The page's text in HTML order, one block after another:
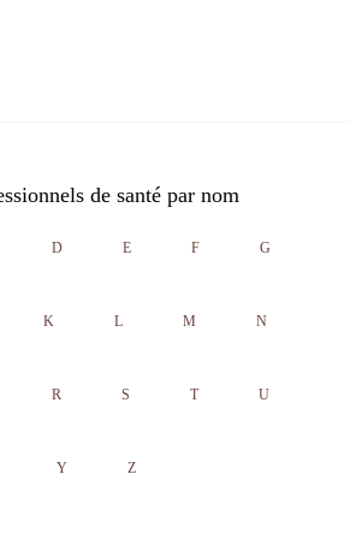
de santé par nom
D E F G
K L M N
R S T U
Y Z